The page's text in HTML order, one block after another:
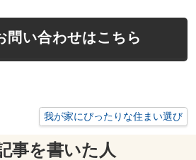
問い合わせはこちら
我が家にぴったりな住まい選び
事を書いた人